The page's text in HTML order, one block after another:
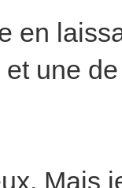
en
une
Mais